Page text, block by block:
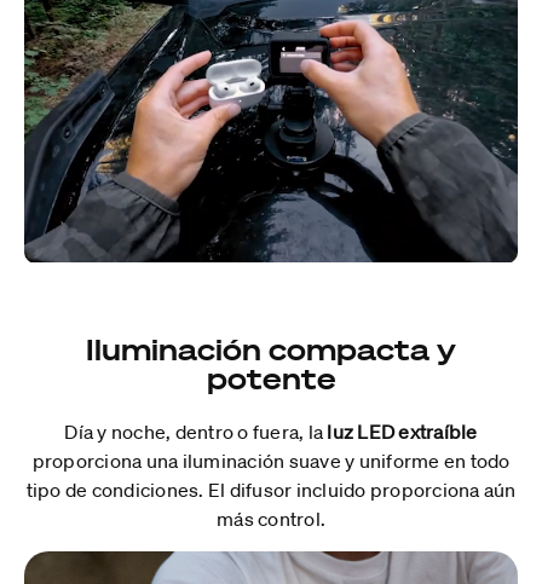
Iluminación compacta y
potente
Día y noche, dentro o fuera, la luz LED extraíble
proporciona una iluminación suave y uniforme en todo
tipo de condiciones. El difusor incluido proporciona aún
más control.